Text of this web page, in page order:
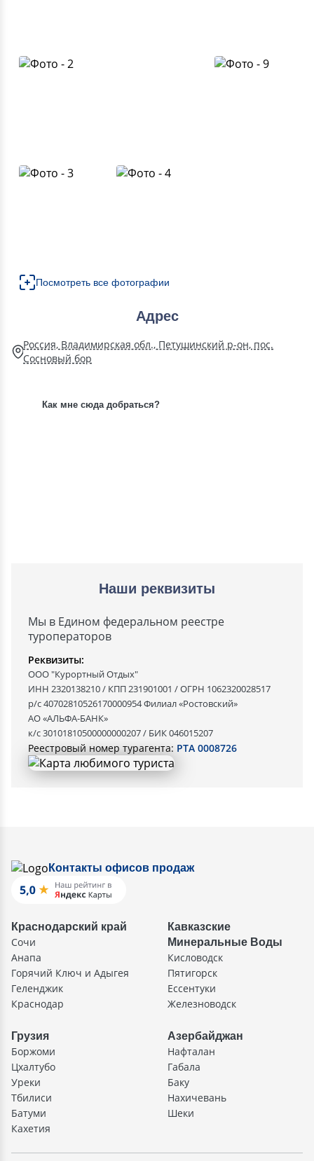
Посмотреть все фотографии
Адрес
Россия, Владимирская обл., Петушинский р-он, пос.
Сосновый бор
Как мне сюда добраться?
Наши реквизиты
Мы в Едином федеральном реестре
туроператоров
Реквизиты:
ООО "Курортный Отдых"
ИНН 2320138210 / КПП 231901001 / ОГРН 1062320028517
р/с 40702810526170000954 Филиал «Ростовский»
АО «АЛЬФА-БАНК»
к/с 30101810500000000207 / БИК 046015207
Реестровый номер турагента: РТА 0008726
Контакты офисов продаж
Краснодарский край
Сочи
Анапа
Горячий Ключ и Адыгея
Геленджик
Краснодар
Кавказские
Минеральные Воды
Кисловодск
Пятигорск
Ессентуки
Железноводск
Грузия
Боржоми
Цхалтубо
Уреки
Тбилиси
Батуми
Кахетия
Азербайджан
Нафталан
Габала
Баку
Нахичевань
Шеки